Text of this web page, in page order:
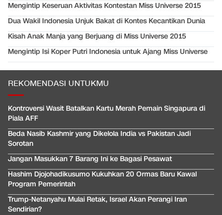
Mengintip Keseruan Aktivitas Kontestan Miss Universe 2015
Dua Wakil Indonesia Unjuk Bakat di Kontes Kecantikan Dunia
Kisah Anak Manja yang Berjuang di Miss Universe 2015
Mengintip Isi Koper Putri Indonesia untuk Ajang Miss Universe
REKOMENDASI UNTUKMU
Kontroversi Wasit Batalkan Kartu Merah Pemain Singapura di
Piala AFF
Beda Nasib Kashmir yang Dikelola India vs Pakistan Jadi
Sorotan
Jangan Masukkan 7 Barang Ini ke Bagasi Pesawat
Hashim Djojohadikusumo Kukuhkan 20 Ormas Baru Kawal
Program Pemerintah
Trump-Netanyahu Mulai Retak, Israel Akan Perangi Iran
Sendirian?